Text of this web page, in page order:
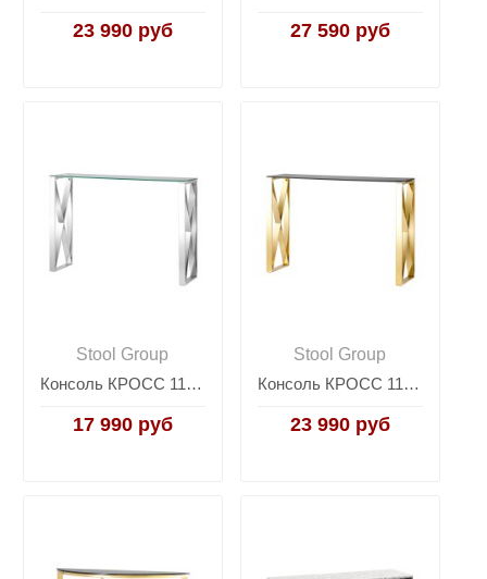
23 990 руб 27 590 руб
Stool Group
Консоль КРОСС 115*30 серебро
17 990 руб
Stool Group
Консоль КРОСС 115*30 золото стекло smoke
23 990 руб